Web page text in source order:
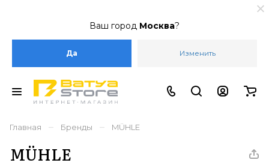
Ваш город Москва?
Да Изменить
Главная – Бренды – MÜHLE
MÜHLE